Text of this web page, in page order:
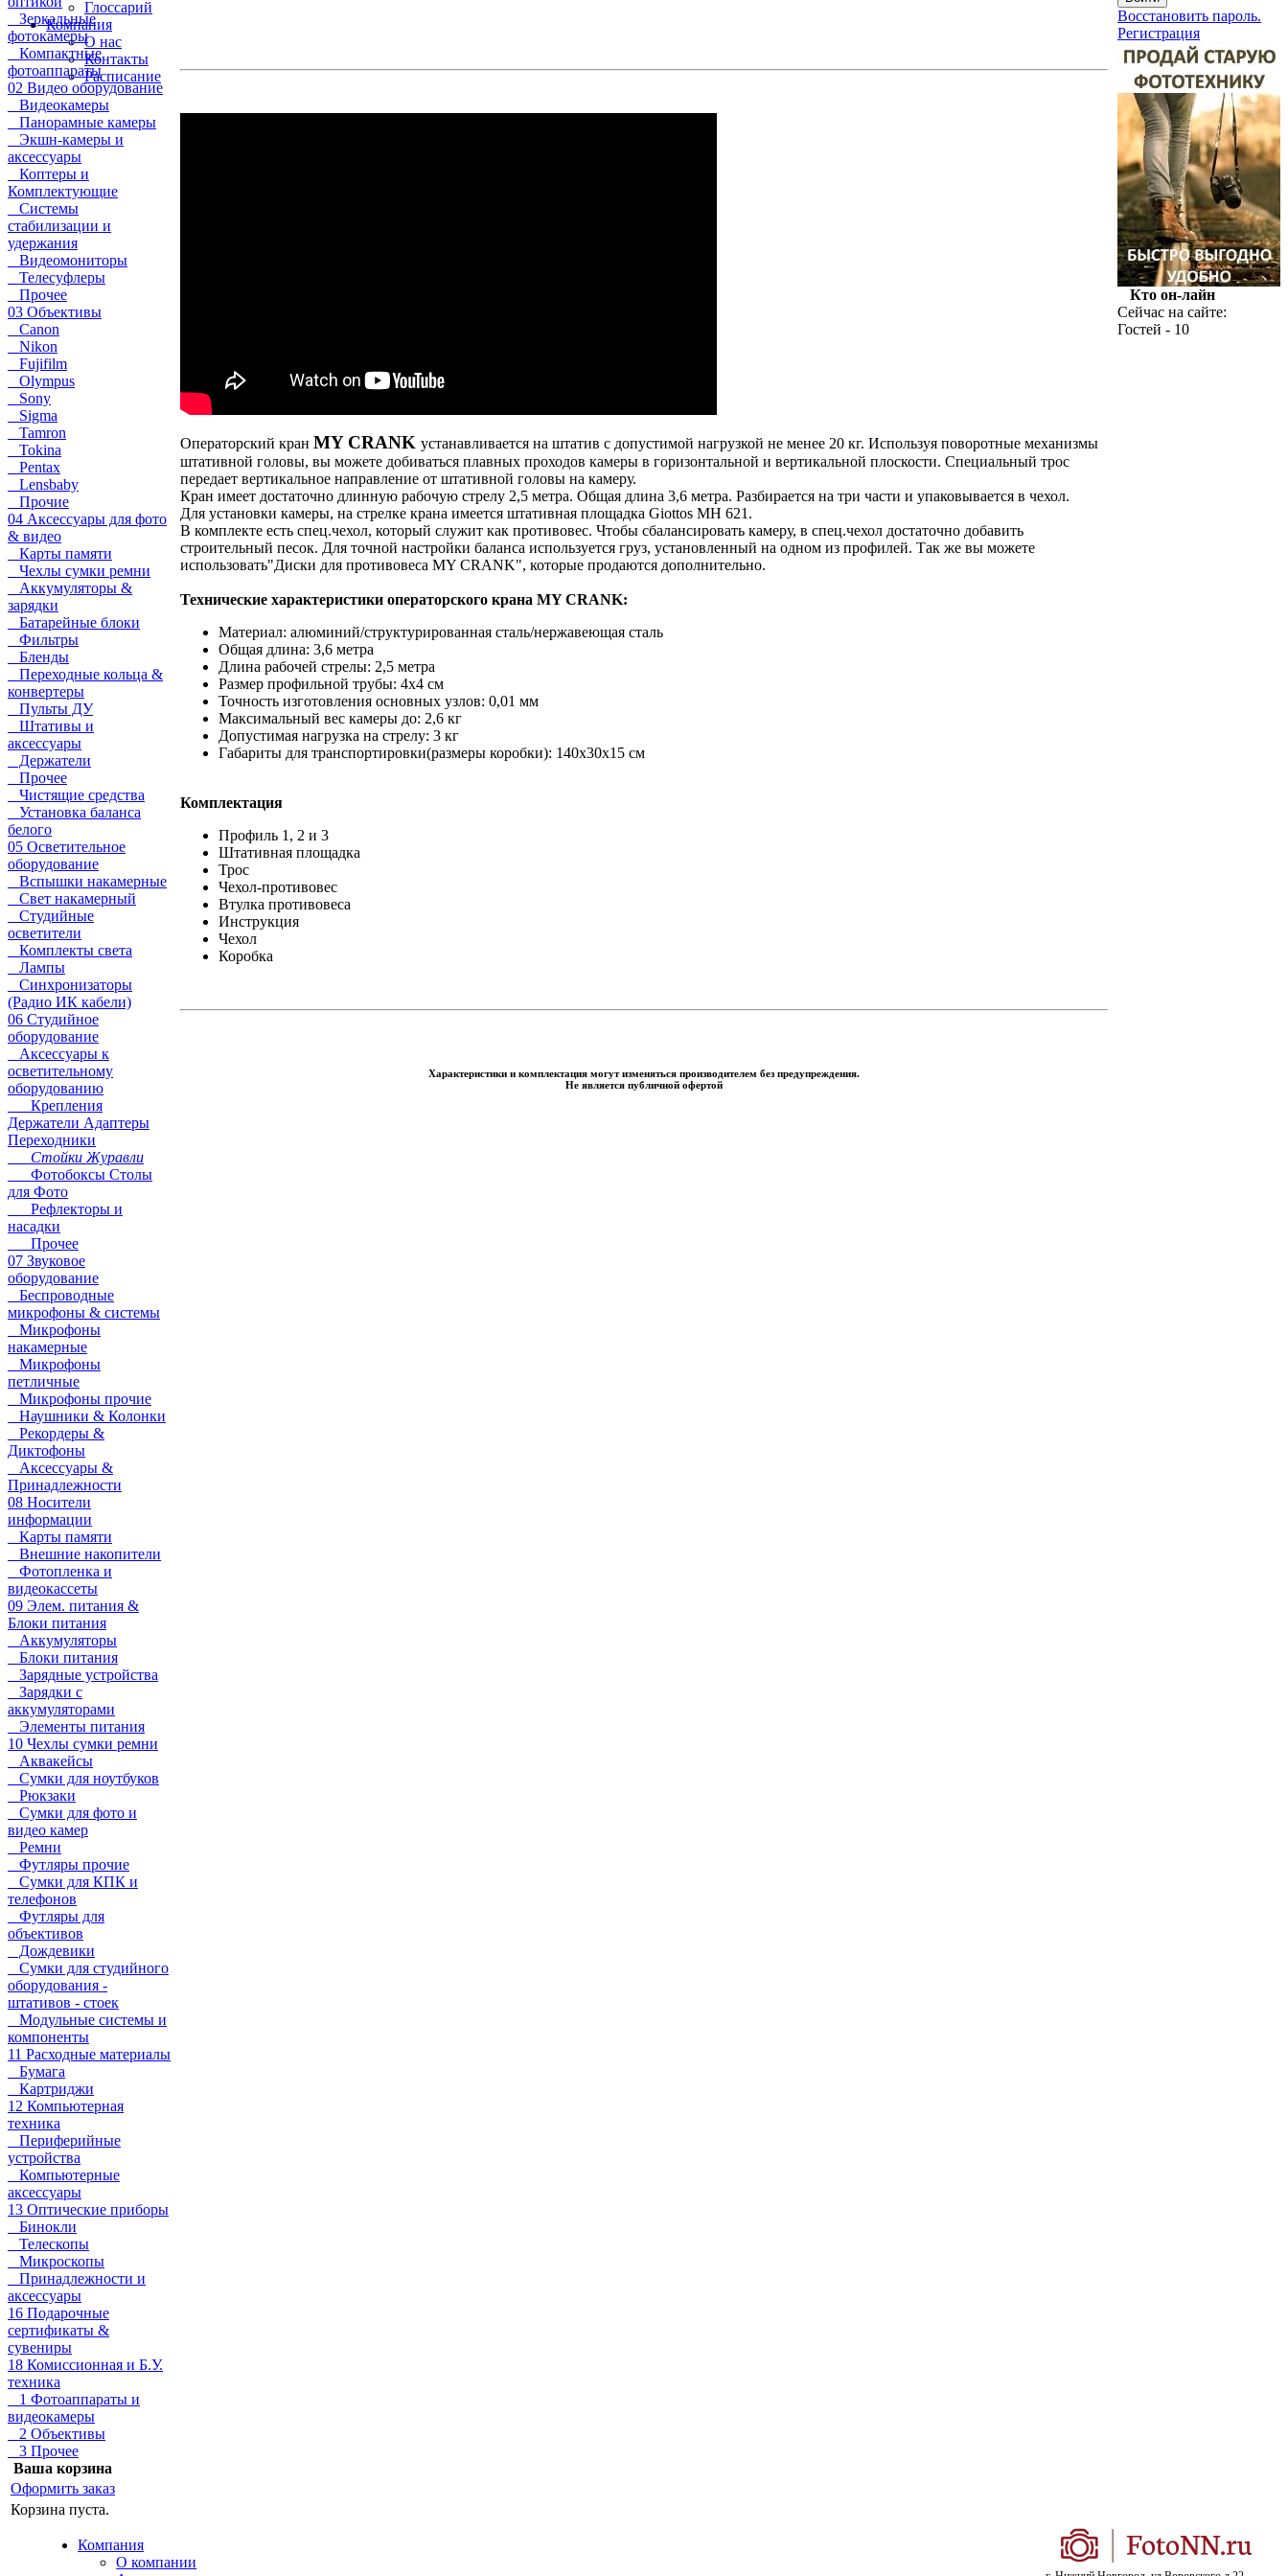
Глоссарий
Компания
О нас
Контакты
Расписание
Зеркальные
фотокамеры
Компактные
фотоаппараты
02 Видео оборудование
Видеокамеры
Панорамные камеры
Экшн-камеры и
аксессуары
Коптеры и
Комплектующие
Системы
стабилизации и
удержания
Видеомониторы
Телесуфлеры
Прочее
03 Объективы
Canon
Nikon
Fujifilm
Olympus
Sony
Sigma
Tamron
Tokina
Pentax
Lensbaby
Прочие
04 Аксессуары для фото
& видео
Карты памяти
Чехлы сумки ремни
Аккумуляторы &
зарядки
Батарейные блоки
Фильтры
Бленды
Переходные кольца &
конвертеры
Пульты ДУ
Штативы и
аксессуары
Держатели
Прочее
Чистящие средства
Установка баланса
белого
05 Осветительное
оборудование
Вспышки накамерные
Свет накамерный
Студийные
осветители
Комплекты света
Лампы
Синхронизаторы
(Радио ИК кабели)
06 Студийное
оборудование
Аксессуары к
осветительному
оборудованию
Крепления
Держатели Адаптеры
Переходники
Стойки Журавли
Фотобоксы Столы
для Фото
Рефлекторы и
насадки
Прочее
07 Звуковое
оборудование
Беспроводные
микрофоны & системы
Микрофоны
накамерные
Микрофоны
петличные
Микрофоны прочие
Наушники & Колонки
Рекордеры &
Диктофоны
Аксессуары &
Принадлежности
08 Носители
информации
Карты памяти
Внешние накопители
Фотопленка и
видеокассеты
09 Элем. питания &
Блоки питания
Аккумуляторы
Блоки питания
Зарядные устройства
Зарядки с
аккумуляторами
Элементы питания
10 Чехлы сумки ремни
Аквакейсы
Сумки для ноутбуков
Рюкзаки
Сумки для фото и
видео камер
Ремни
Футляры прочие
Сумки для КПК и
телефонов
Футляры для
объективов
Дождевики
Сумки для студийного
оборудования -
штативов - стоек
Модульные системы и
компоненты
11 Расходные материалы
Бумага
Картриджи
12 Компьютерная
техника
Периферийные
устройства
Компьютерные
аксессуары
13 Оптические приборы
Бинокли
Телескопы
Микроскопы
Принадлежности и
аксессуары
16 Подарочные
сертификаты &
сувениры
18 Комиссионная и Б.У.
техника
1 Фотоаппараты и
видеокамеры
2 Объективы
3 Прочее
Ваша корзина
Оформить заказ
Корзина пуста.
Операторский кран MY CRANK устанавливается на штатив с допустимой нагрузкой не менее 20 кг. Используя поворотные механизмы
штативной головы, вы можете добиваться плавных проходов камеры в горизонтальной и вертикальной плоскости. Специальный трос
передает вертикальное направление от штативной головы на камеру.
Кран имеет достаточно длинную рабочую стрелу 2,5 метра. Общая длина 3,6 метра. Разбирается на три части и упаковывается в чехол.
Для установки камеры, на стрелке крана имеется штативная площадка Giottos MH 621.
В комплекте есть спец.чехол, который служит как противовес. Чтобы сбалансировать камеру, в спец.чехол достаточно добавить
строительный песок. Для точной настройки баланса используется груз, установленный на одном из профилей. Так же вы можете
использовать"Диски для противовеса MY CRANK", которые продаются дополнительно.
Технические характеристики операторского крана MY CRANK:
Материал: алюминий/структурированная сталь/нержавеющая сталь
Общая длина: 3,6 метра
Длина рабочей стрелы: 2,5 метра
Размер профильной трубы: 4х4 см
Точность изготовления основных узлов: 0,01 мм
Максимальный вес камеры до: 2,6 кг
Допустимая нагрузка на стрелу: 3 кг
Габариты для транспортировки(размеры коробки): 140х30х15 см
Комплектация
Профиль 1, 2 и 3
Штативная площадка
Трос
Чехол-противовес
Втулка противовеса
Инструкция
Чехол
Коробка
Характеристики и комплектация могут изменяться производителем без предупреждения.
Не является публичной офертой
Восстановить пароль.
Регистрация
Кто он-лайн
Сейчас на сайте:
Гостей - 10
Компания
О компании